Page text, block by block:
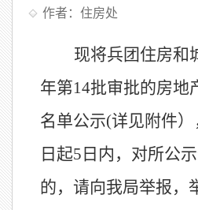
作者：住房处
现将兵团住房和
年第14批审批的房地
名单公示(详见附件
日起5日内，对所公
的，请向我局举报，